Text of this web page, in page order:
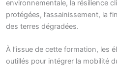
environnementale, la résilience
protégées, l’assainissement, la
des terres dégradées.
À l’issue de cette formation, les
outillés pour intégrer la mobilité